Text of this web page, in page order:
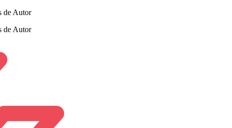
de Autor
de Autor